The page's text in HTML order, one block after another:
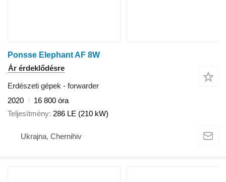
Ponsse Elephant AF 8W
Ár érdeklődésre
Erdészeti gépek - forwarder
2020
16 800 óra
Teljesítmény 286 LE (210 kW)
Ukrajna, Chernihiv